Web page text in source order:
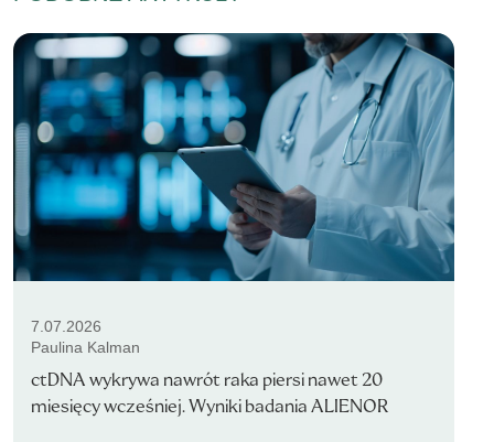
7.07.2026
Paulina Kalman
ctDNA wykrywa nawrót raka piersi nawet 20
miesięcy wcześniej. Wyniki badania ALIENOR